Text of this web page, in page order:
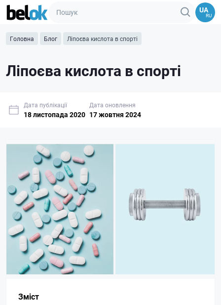
UA
RU
Головна Блог Ліпоєва кислота в спорті
Ліпоєва кислота в спорті
Дата публікації
18 листопада 2020
Дата оновлення
17 жовтня 2024
Зміст